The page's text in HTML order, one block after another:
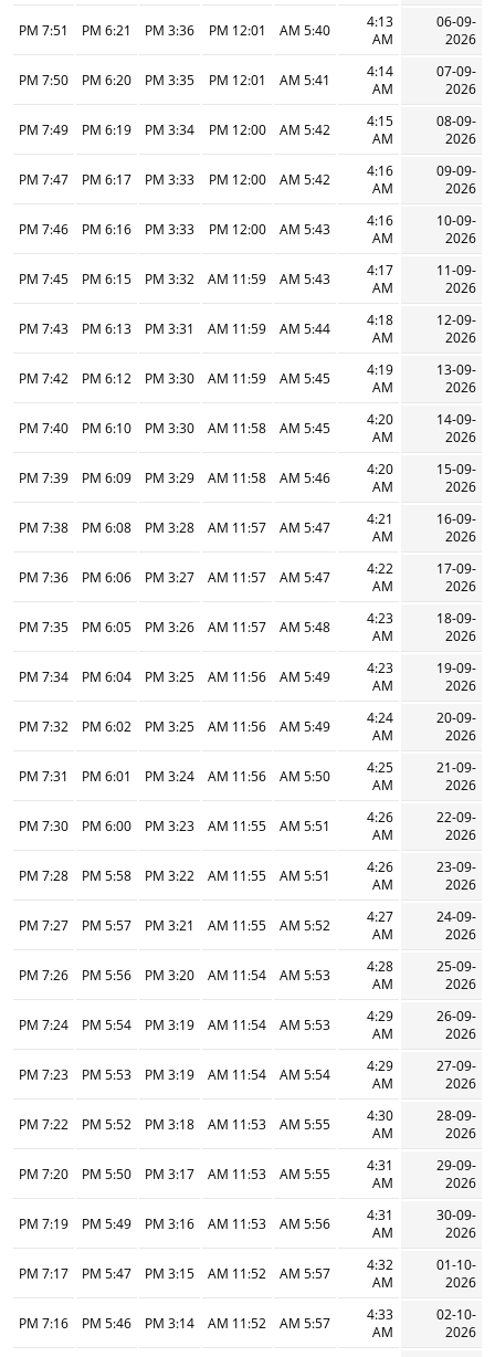
06-09-
2026
4:13
AM
5:40 AM
12:01 PM
3:36 PM
6:21 PM
7:51 PM
07-09-
2026
4:14
AM
5:41 AM
12:01 PM
3:35 PM
6:20 PM
7:50 PM
08-09-
2026
4:15
AM
5:42 AM
12:00 PM
3:34 PM
6:19 PM
7:49 PM
09-09-
2026
4:16
AM
5:42 AM
12:00 PM
3:33 PM
6:17 PM
7:47 PM
10-09-
2026
4:16
AM
5:43 AM
12:00 PM
3:33 PM
6:16 PM
7:46 PM
11-09-
2026
4:17
AM
5:43 AM
11:59 AM
3:32 PM
6:15 PM
7:45 PM
12-09-
2026
4:18
AM
5:44 AM
11:59 AM
3:31 PM
6:13 PM
7:43 PM
13-09-
2026
4:19
AM
5:45 AM
11:59 AM
3:30 PM
6:12 PM
7:42 PM
14-09-
2026
4:20
AM
5:45 AM
11:58 AM
3:30 PM
6:10 PM
7:40 PM
15-09-
2026
4:20
AM
5:46 AM
11:58 AM
3:29 PM
6:09 PM
7:39 PM
16-09-
2026
4:21
AM
5:47 AM
11:57 AM
3:28 PM
6:08 PM
7:38 PM
17-09-
2026
4:22
AM
5:47 AM
11:57 AM
3:27 PM
6:06 PM
7:36 PM
18-09-
2026
4:23
AM
5:48 AM
11:57 AM
3:26 PM
6:05 PM
7:35 PM
19-09-
2026
4:23
AM
5:49 AM
11:56 AM
3:25 PM
6:04 PM
7:34 PM
20-09-
2026
4:24
AM
5:49 AM
11:56 AM
3:25 PM
6:02 PM
7:32 PM
21-09-
2026
4:25
AM
5:50 AM
11:56 AM
3:24 PM
6:01 PM
7:31 PM
22-09-
2026
4:26
AM
5:51 AM
11:55 AM
3:23 PM
6:00 PM
7:30 PM
23-09-
2026
4:26
AM
5:51 AM
11:55 AM
3:22 PM
5:58 PM
7:28 PM
24-09-
2026
4:27
AM
5:52 AM
11:55 AM
3:21 PM
5:57 PM
7:27 PM
25-09-
2026
4:28
AM
5:53 AM
11:54 AM
3:20 PM
5:56 PM
7:26 PM
26-09-
2026
4:29
AM
5:53 AM
11:54 AM
3:19 PM
5:54 PM
7:24 PM
27-09-
2026
4:29
AM
5:54 AM
11:54 AM
3:19 PM
5:53 PM
7:23 PM
28-09-
2026
4:30
AM
5:55 AM
11:53 AM
3:18 PM
5:52 PM
7:22 PM
29-09-
2026
4:31
AM
5:55 AM
11:53 AM
3:17 PM
5:50 PM
7:20 PM
30-09-
2026
4:31
AM
5:56 AM
11:53 AM
3:16 PM
5:49 PM
7:19 PM
01-10-
2026
4:32
AM
5:57 AM
11:52 AM
3:15 PM
5:47 PM
7:17 PM
02-10-
2026
4:33
AM
5:57 AM
11:52 AM
3:14 PM
5:46 PM
7:16 PM